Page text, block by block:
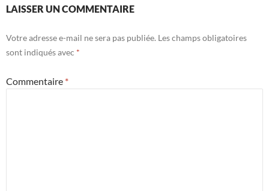
LAISSER UN COMMENTAIRE
Votre adresse e-mail ne sera pas publiée. Les champs obligatoires
sont indiqués avec *
Commentaire *